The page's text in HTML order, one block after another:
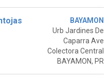
BAYAMON
Urb Jardines De
Caparra Ave
Colectora Central
BAYAMON, PR